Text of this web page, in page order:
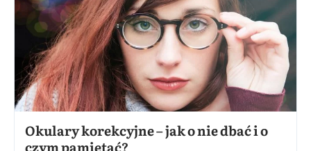
Okulary korekcyjne – jak o nie dbać i o
czym pamiętać?